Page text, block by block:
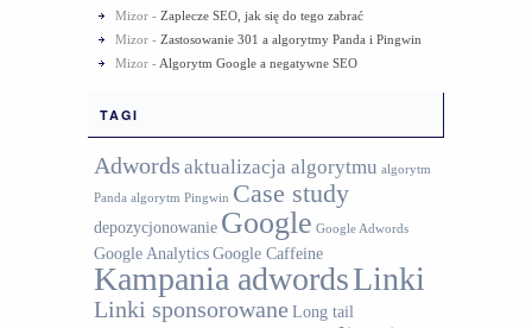
Mizor - Zaplecze SEO, jak się do tego zabrać
Mizor - Zastosowanie 301 a algorytmy Panda i Pingwin
Mizor - Algorytm Google a negatywne SEO
TAGI
Adwords aktualizacja algorytmu algorytm
Panda algorytm Pingwin Case study
depozycjonowanie Google Google Adwords
Google AnalyticsGoogle Caffeine
Kampania adwordsLinki
Linki sponsorowane Long tail